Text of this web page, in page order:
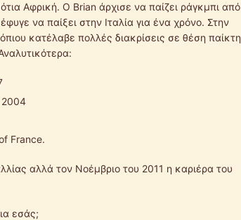
Αφρική. Ο Brian άρχισε να παίζει ράγκμπι από
να παίξει στην Ιταλία για ένα χρόνο. Στην
κατέλαβε πολλές διακρίσεις σε θέση παίκτη
2004
France.
αλλά τον Νοέμβριο του 2011 η καριέρα του
εσάς;